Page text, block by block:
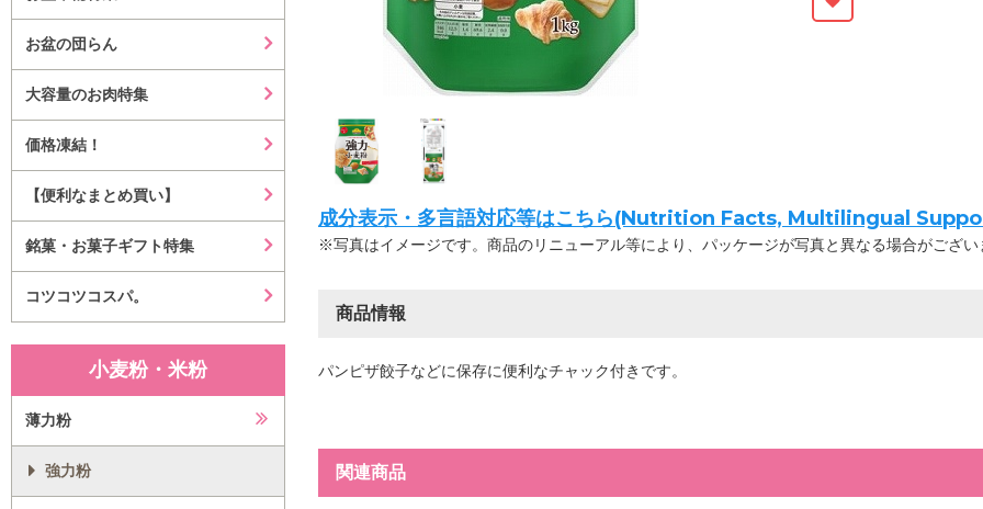
お盆の団らん
大容量のお肉特集
価格凍結！
【便利なまとめ買い】
銘菓・お菓子ギフト特集
コツコツコスパ。
小麦粉・米粉
薄力粉
強力粉
成分表示・多言語対応等はこちら(Nutrition Facts, Multilingual
※写真はイメージです。商品のリニューアル等により、パッケージが写真と異なる場合がござい
商品情報
パンピザ餃子などに保存に便利なチャック付きです。
関連商品